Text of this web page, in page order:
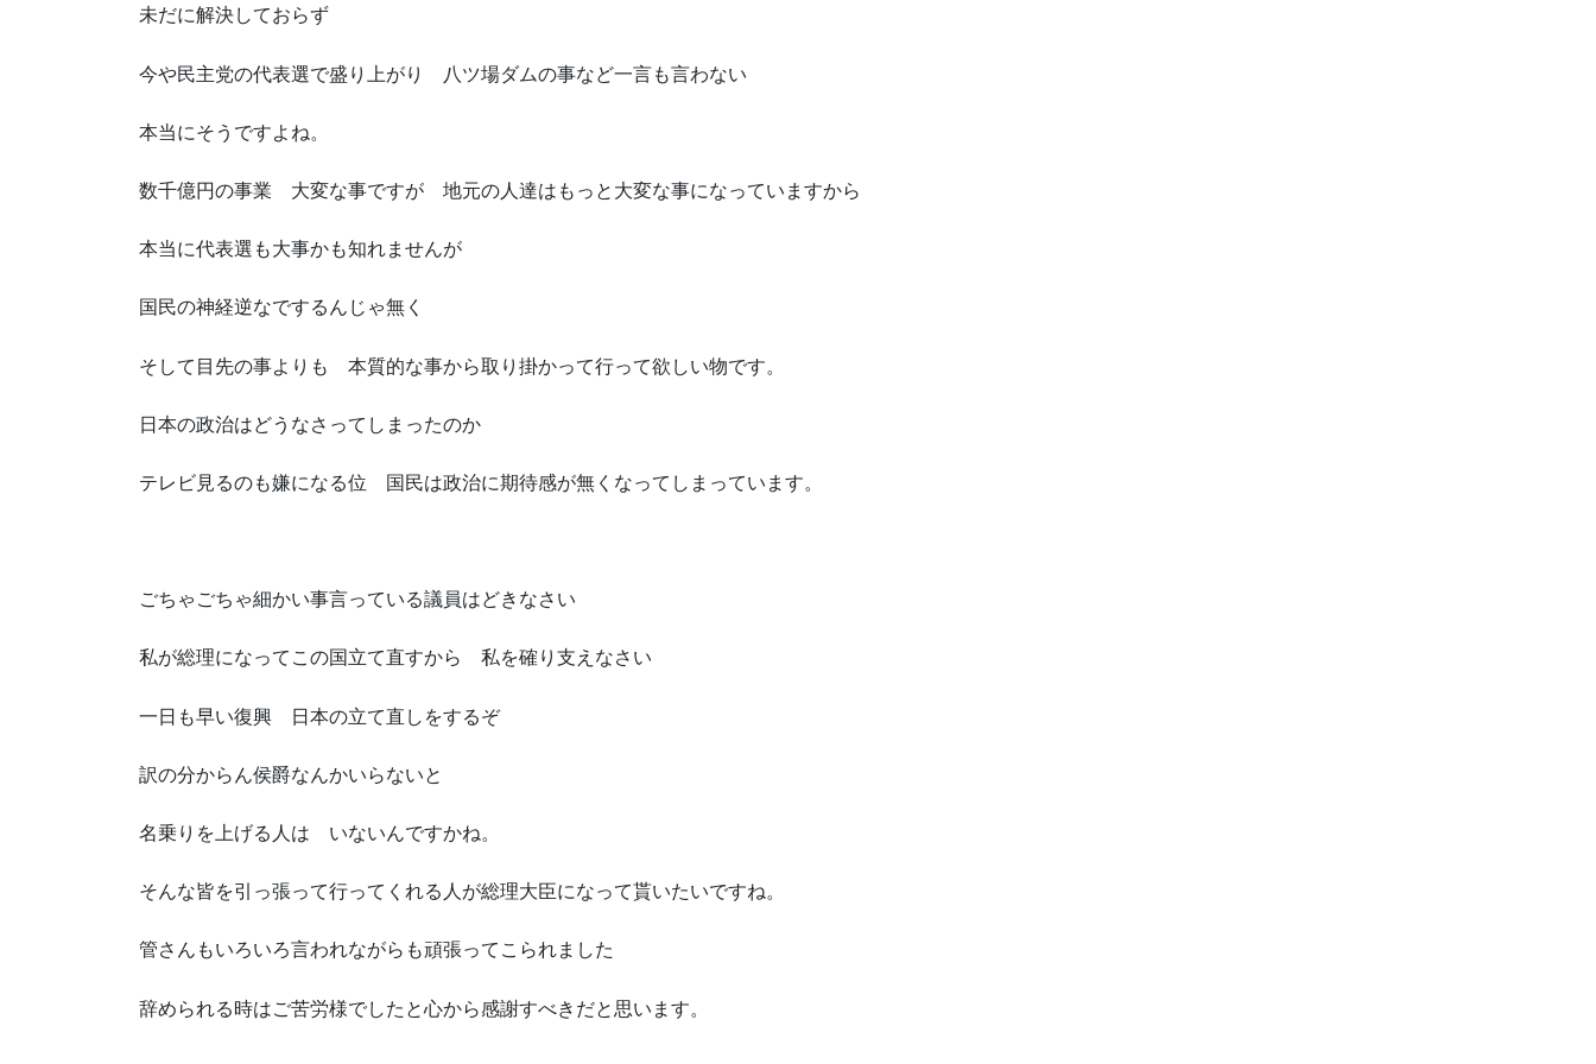
未だに解決しておらず
今や民主党の代表選で盛り上がり 八ツ場ダムの事など一言も言わない
本当にそうですよね。
数千億円の事業 大変な事ですが 地元の人達はもっと大変な事になっていますから
本当に代表選も大事かも知れませんが
国民の神経逆なでするんじゃ無く
そして目先の事よりも 本質的な事から取り掛かって行って欲しい物です。
日本の政治はどうなさってしまったのか
テレビ見るのも嫌になる位 国民は政治に期待感が無くなってしまっています。
ごちゃごちゃ細かい事言っている議員はどきなさい
私が総理になってこの国立て直すから 私を確り支えなさい
一日も早い復興 日本の立て直しをするぞ
訳の分からん侯爵なんかいらないと
名乗りを上げる人は いないんですかね。
そんな皆を引っ張って行ってくれる人が総理大臣になって貰いたいですね。
管さんもいろいろ言われながらも頑張ってこられました
辞められる時はご苦労様でしたと心から感謝すべきだと思います。